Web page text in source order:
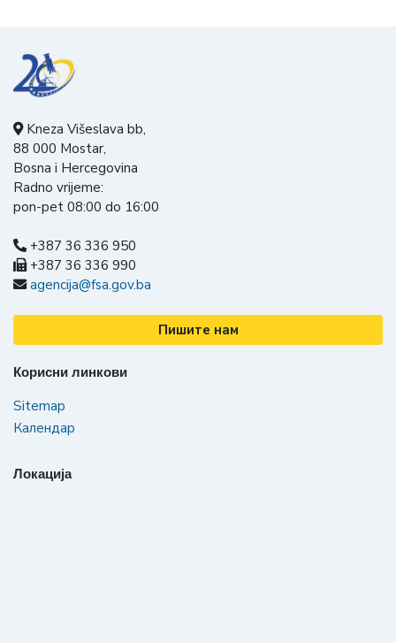
Kneza Višeslava bb,
88 000 Mostar,
Bosna i Hercegovina
Radno vrijeme:
pon-pet 08:00 do 16:00
+387 36 336 950
+387 36 336 990
agencija@fsa.gov.ba
Пишите нам
Корисни линкови
Sitemap
Календар
Локација